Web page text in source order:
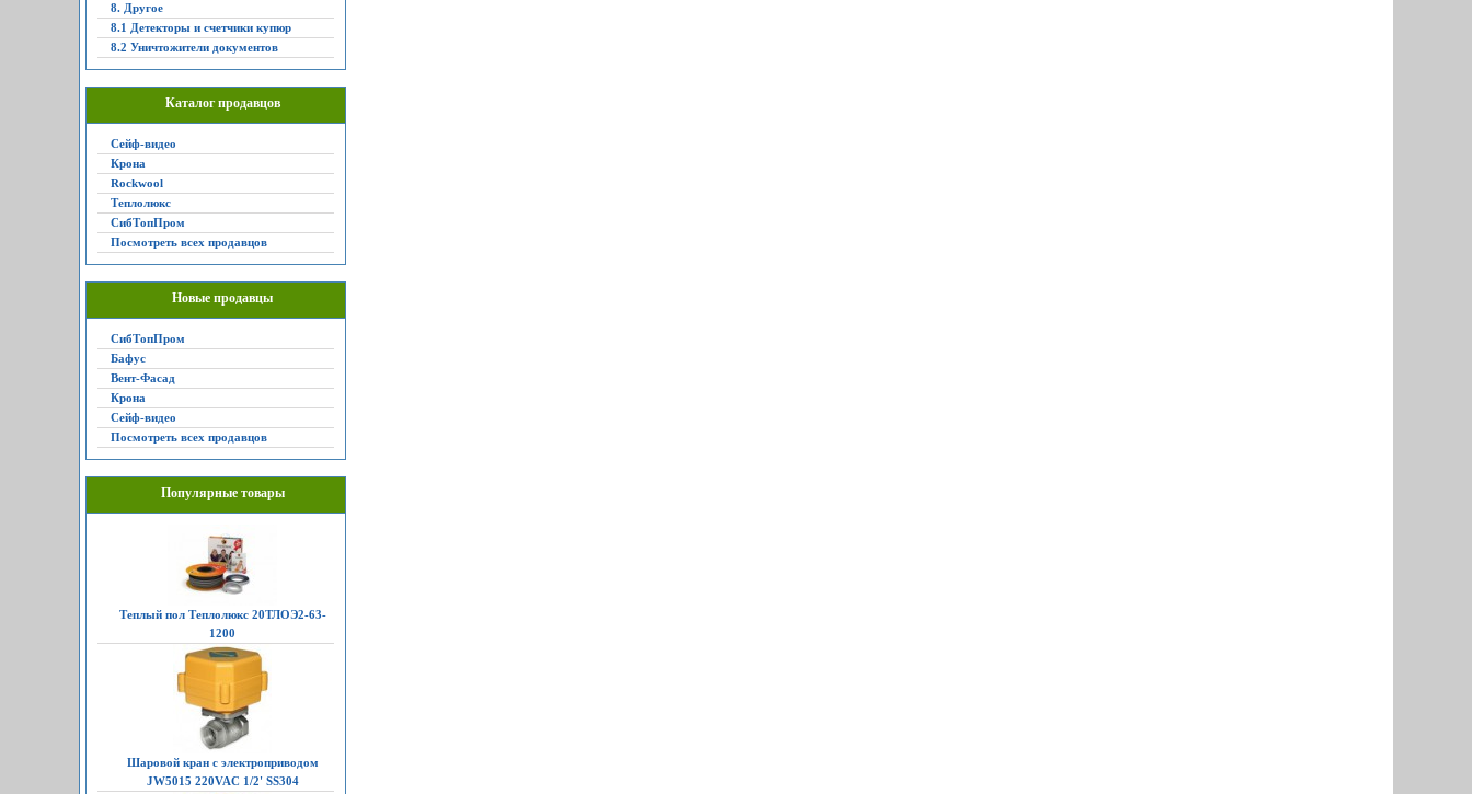
8. Другое
8.1 Детекторы и счетчики купюр
8.2 Уничтожители документов
Каталог продавцов
Сейф-видео
Крона
Rockwool
Теплолюкс
СибТопПром
Посмотреть всех продавцов
Новые продавцы
СибТопПром
Бафус
Вент-Фасад
Крона
Сейф-видео
Посмотреть всех продавцов
Популярные товары
Теплый пол Теплолюкс 20ТЛОЭ2-63-
1200
Шаровой кран с электроприводом
JW5015 220VAC 1/2' SS304